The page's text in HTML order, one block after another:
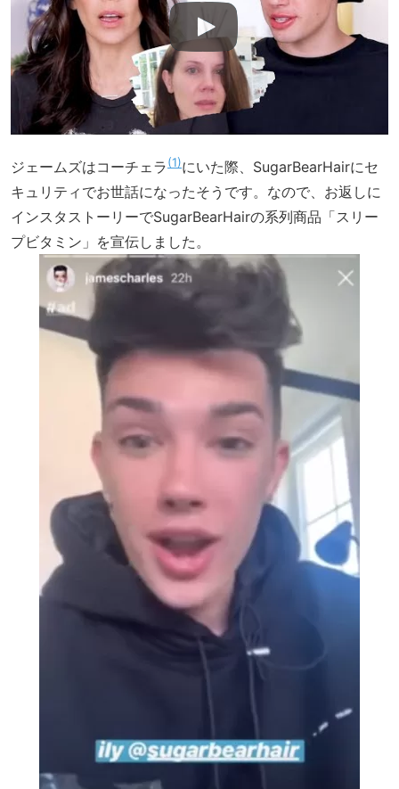
ジェームズはコーチェラ 1 にいた際、SugarBearHairにセ
キュリティでお世話になったそうです。なので、お返しに
インスタストーリーでSugarBearHairの系列商品「スリー
プビタミン」を宣伝しました。